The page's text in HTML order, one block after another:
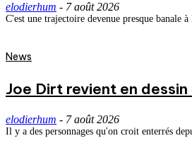
elodierhum - 7 août 2026
C'est une trajectoire devenue presque banale
News
Joe Dirt revient en
elodierhum - 7 août 2026
Il y a des personnages qu'on croit enterrés